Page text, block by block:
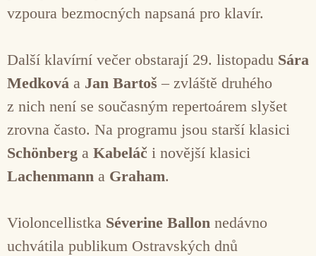
vzpoura bezmocných napsaná pro klavír.
Další klavírní večer obstarají 29. listopadu Sára
Medková a Jan Bartoš – zvláště druhého
z nich není se současným repertoárem slyšet
zrovna často. Na programu jsou starší klasici
Schönberg a Kabeláč i novější klasici
Lachenmann a Graham.
Violoncellistka Séverine Ballon nedávno
uchvátila publikum Ostravských dnů